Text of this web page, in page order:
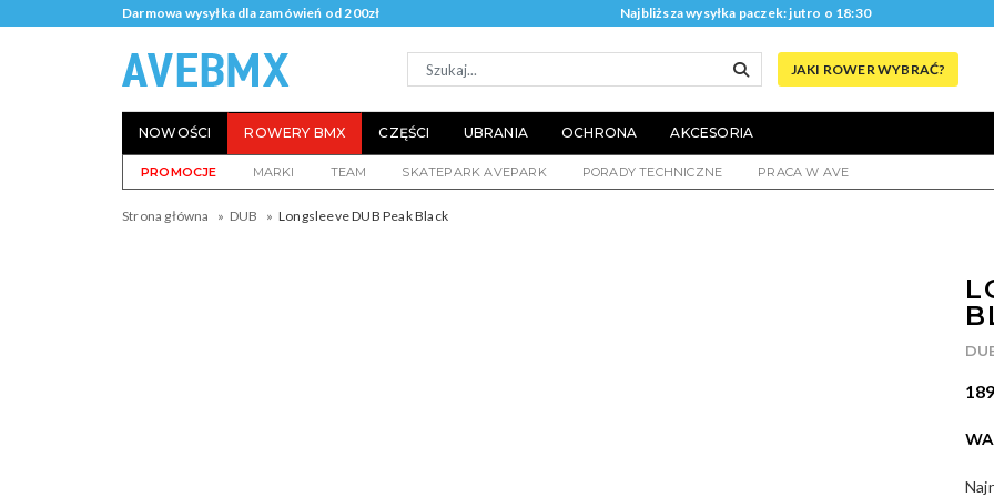
Darmowa wysyłka dla zamówień od 200zł Najbliższa wysyłka paczek: jutro o 18:30
JAKI ROWER WYBRAĆ?
NOWOŚCI ROWERY BMX CZĘŚCI UBRANIA OCHRONA AKCESORIA
PROMOCJE MARKI TEAM SKATEPARK AVEPARK PORADY TECHNICZNE PRACA W AVE
Strona główna DUB Longsleeve DUB Peak Black